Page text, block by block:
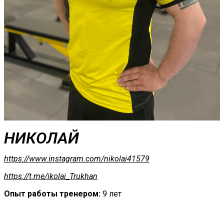
НИКОЛАЙ
https://www.instagram.com/nikolai41579
https://t.me/ikolai_Trukhan
Опыт работы тренером: 9 лет